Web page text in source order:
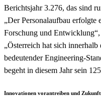
Berichtsjahr 3.276, das sind
„Der Personalaufbau erfolgte
Forschung und
„Österreich hat sich
bedeutender Engineering-
begeht in diesem Jahr sein
Innovationen vorantreiben und